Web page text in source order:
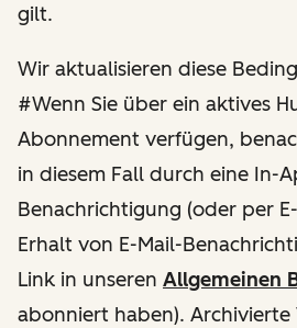
gilt.
Wir aktualisieren diese
#Wenn Sie über ein aktives
Abonnement verfügen,
in diesem Fall durch eine In-
Benachrichtigung (oder per
Erhalt von E-Mail-
Link in unseren Allgemeinen
abonniert haben). Archivierte